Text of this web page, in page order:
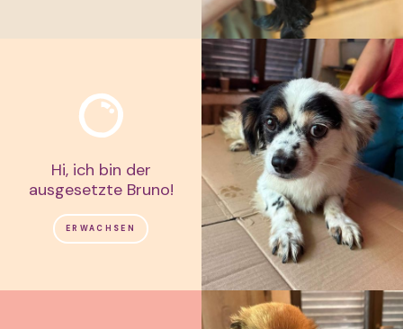
Hi, ich bin der
ausgesetzte Bruno!
ERWACHSEN